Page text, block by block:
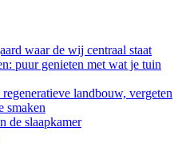
waar de wij centraal staat
puur genieten met wat je tuin
landbouw, vergeten
smaken
de slaapkamer